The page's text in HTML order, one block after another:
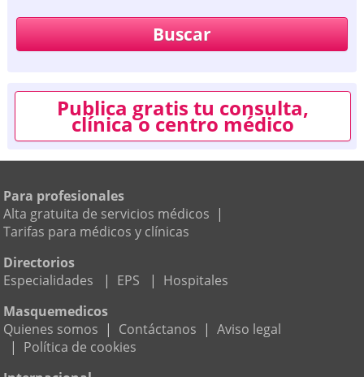
Publica gratis tu consulta,
clínica o centro médico
Para profesionales
Alta gratuita de servicios médicos |
Tarifas para médicos y clínicas
Directorios
Especialidades
| EPS | Hospitales
Masquemedicos
Quienes somos | Contáctanos | Aviso legal
| Política de cookies